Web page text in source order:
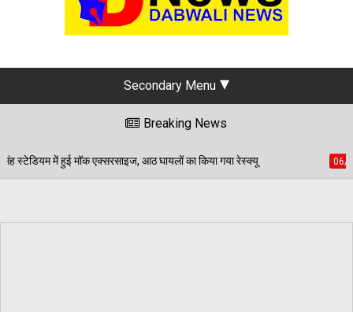
INSTAGRAM
Secondary Menu
Breaking News
आठ घायलों का किया गया रेस्क्यू 06/08/2026 पेड़ जन्म से मरण तक